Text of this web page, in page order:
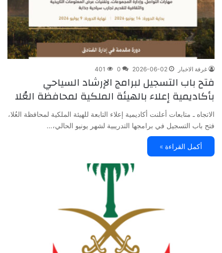
غرفة الاخبار 2026-06-02
0
401
فتح باب التسجيل لبرامج الإرشاد السياحي
بأكاديمية إعلاء بالهيئة الملكية لمحافظة العُلا
الاتجاه ـ متابعات أعلنت أكاديمية إعلاء التابعة للهيئة الملكية لمحافظة العُلا،
فتح باب التسجيل في برامجها التدريبية لشهر يونيو الحالي،…
أكمل القراءة »